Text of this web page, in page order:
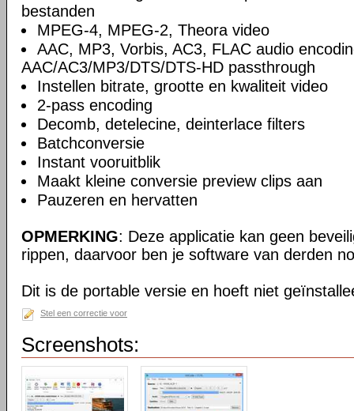
bestanden
MPEG-4, MPEG-2, Theora video
AAC, MP3, Vorbis, AC3, FLAC audio
AAC/AC3/MP3/DTS/DTS-HD passthrough
Instellen bitrate, grootte en kwaliteit video
2-pass encoding
Decomb, detelecine, deinterlace filters
Batchconversie
Instant vooruitblik
Maakt kleine conversie preview clips aan
Pauzeren en hervatten
OPMERKING: Deze applicatie kan geen
rippen, daarvoor ben je software van derden
Dit is de portable versie en hoeft niet
Stel een correctie voor
Screenshots: